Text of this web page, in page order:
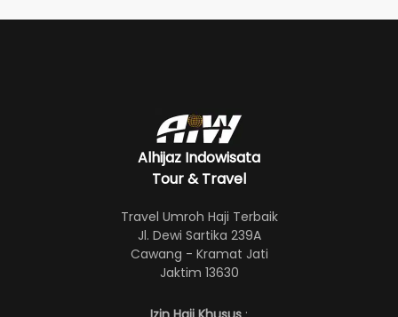
Alhijaz Indowisata
Tour & Travel
Travel Umroh Haji Terbaik
Jl. Dewi Sartika 239A
Cawang - Kramat Jati
Jaktim 13630